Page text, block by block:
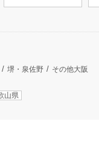
堺・泉佐野
その他大阪
山県